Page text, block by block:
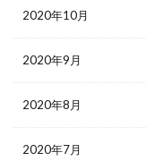
2020年10月
2020年9月
2020年8月
2020年7月